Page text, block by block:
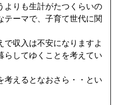
よりも生計がたつくらいの
テーマで、子育て世代に関
で収入は不安になりますよ
らしてゆくことを考えてい
考えるとなおさら・・とい